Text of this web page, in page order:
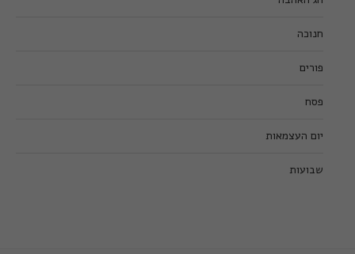
חנוכה
פורים
פסח
יום העצמאות
שבועות